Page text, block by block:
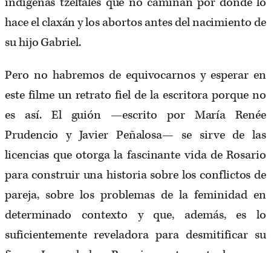
hace el claxán y los abortos antes del nacimiento de
su hijo Gabriel.
Pero no habremos de equivocarnos y esperar en
este filme un retrato fiel de la escritora porque no
es así. El guión —escrito por María Renée
Prudencio y Javier Peñalosa— se sirve de las
licencias que otorga la fascinante vida de Rosario
para construir una historia sobre los conflictos de
pareja, sobre los problemas de la feminidad en
determinado contexto y que, además, es lo
suficientemente reveladora para desmitificar su